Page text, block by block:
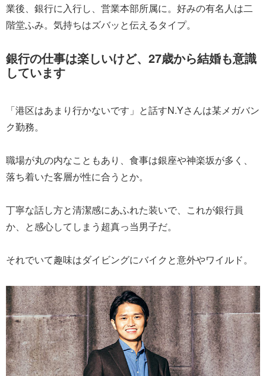
業後、銀行に入行し、営業本部所属に。好みの有名人は二
階堂ふみ。気持ちはズバッと伝えるタイプ。
銀行の仕事は楽しいけど、27歳から結婚も意識
しています
「港区はあまり行かないです」と話すN.Yさんは某メガバン
ク勤務。
職場が丸の内なこともあり、食事は銀座や神楽坂が多く、
落ち着いた客層が性に合うとか。
丁寧な話し方と清潔感にあふれた装いで、これが銀行員
か、と感心してしまう超真っ当男子だ。
それでいて趣味はダイビングにバイクと意外やワイルド。